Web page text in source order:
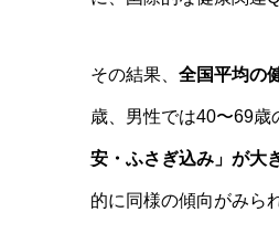
その結果、 全国平均の
歳、男性では40〜69歳
安・ふさぎ込み」が大
的に同様の傾向がみら